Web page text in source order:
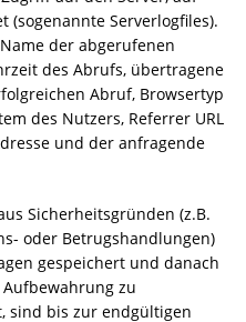
(sogenannte Serverlogfiles).
der abgerufenen
des Abrufs, übertragene
Abruf, Browsertyp
des Nutzers, Referrer URL
und der anfragende
Sicherheitsgründen (z.B.
oder Betrugshandlungen)
gespeichert und danach
zu
sind bis zur endgültigen